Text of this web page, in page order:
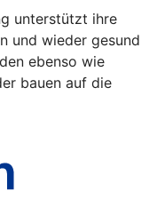
unterstützt ihre
und wieder gesund
ebenso wie
bauen auf die